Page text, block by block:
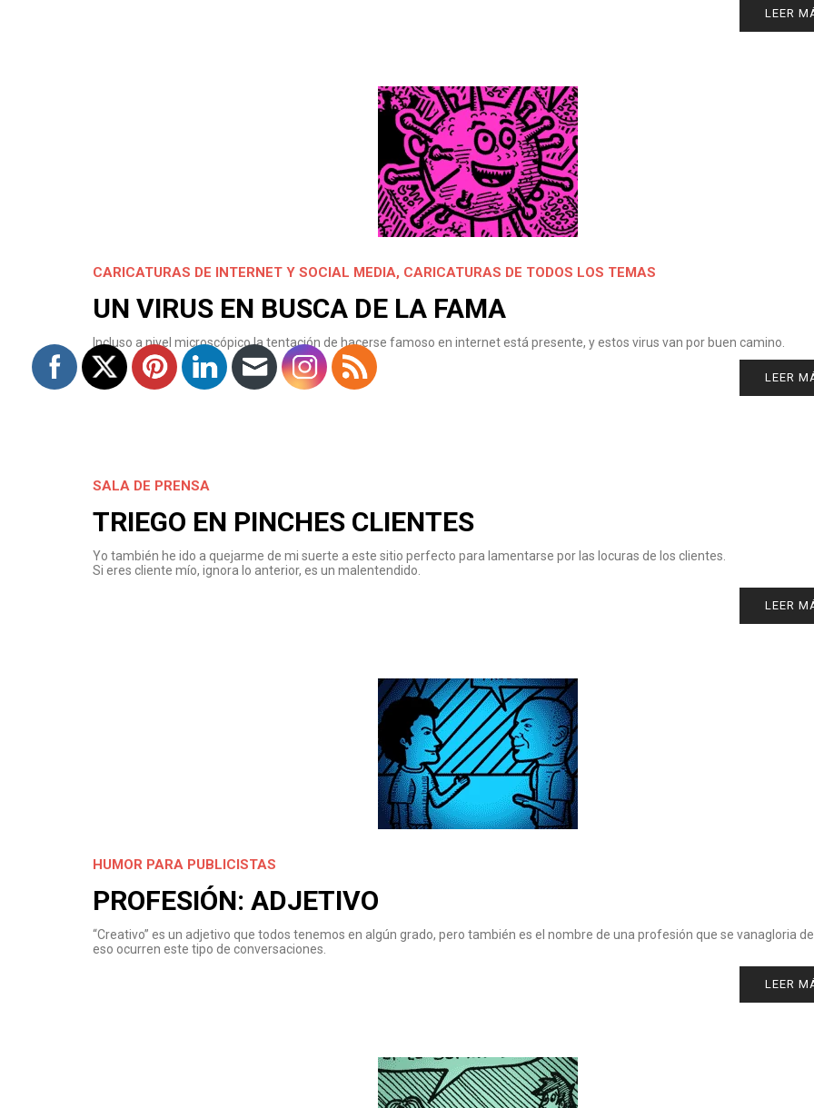
LEER
CARICATURAS DE INTERNET Y SOCIAL MEDIA, CARICATURAS DE TODOS LOS TEMAS
UN VIRUS EN BUSCA DE LA FAMA
Incluso a nivel microscópico la tentación de hacerse famoso en internet está presente, y estos virus van por buen camino.
LEER
SALA DE PRENSA
TRIEGO EN PINCHES CLIENTES
Yo también he ido a quejarme de mi suerte a este sitio perfecto para lamentarse por las locuras de los clientes.
Si eres cliente mío, ignora lo anterior, es un malentendido.
LEER
HUMOR PARA PUBLICISTAS
PROFESIÓN: ADJETIVO
“Creativo” es un adjetivo que todos tenemos en algún grado, pero también es el nombre de una profesión que se vanagloria
eso ocurren este tipo de conversaciones.
LEER